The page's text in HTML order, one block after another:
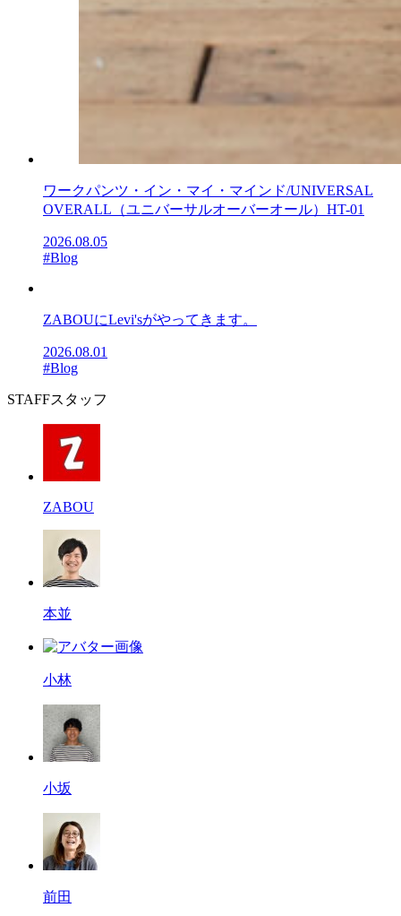
ワークパンツ・イン・マイ・マインド/UNIVERSAL
OVERALL（ユニバーサルオーバーオール）HT-01
2026.08.05
#Blog
ZABOUにLevi'sがやってきます。
2026.08.01
#Blog
STAFFスタッフ
ZABOU
本並
小林
小坂
前田